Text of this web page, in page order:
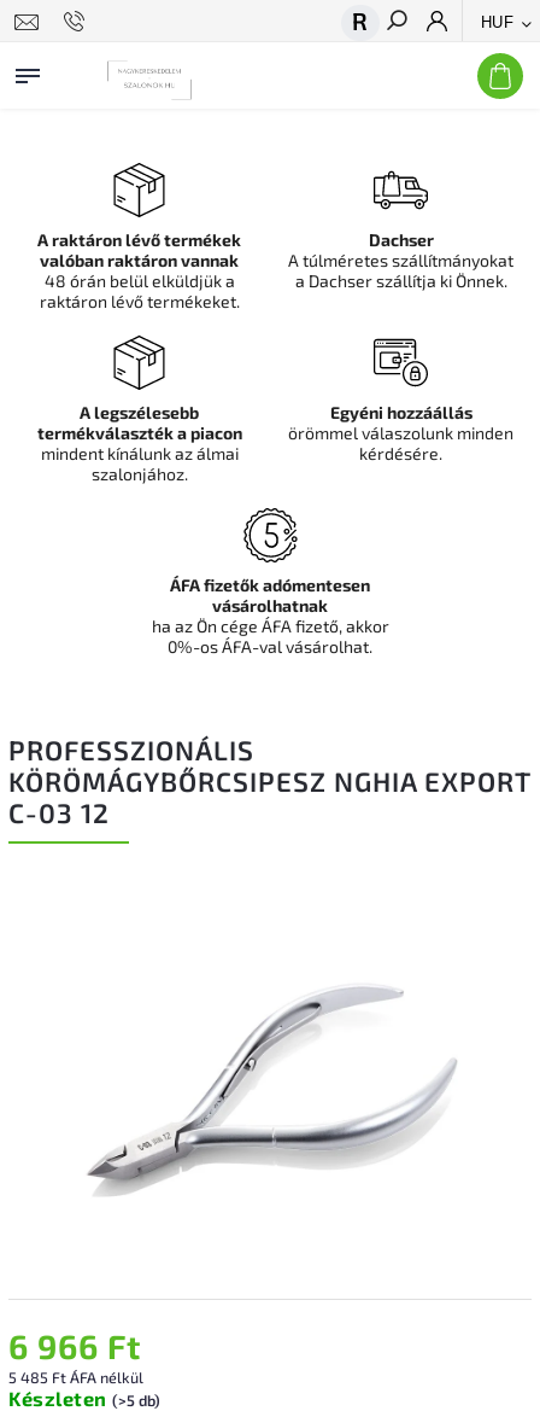
HUF
Keresés
PROFESSZIONÁLIS
KÖRÖMÁGYBŐRCSIPESZ NGHIA EXPORT
C-03 12
6 966 Ft
5 485 Ft ÁFA nélkül
Készleten (>5 db)
A raktáron lévő termékek
valóban raktáron vannak
48 órán belül elküldjük a
raktáron lévő termékeket.
Dachser
A túlméretes szállítmányokat
a Dachser szállítja ki Önnek.
A legszélesebb
termékválaszték a piacon
mindent kínálunk az álmai
szalonjához.
Egyéni hozzáállás
örömmel válaszolunk minden
kérdésére.
ÁFA fizetők adómentesen
vásárolhatnak
ha az Ön cége ÁFA fizető, akkor
0%-os ÁFA-val vásárolhat.